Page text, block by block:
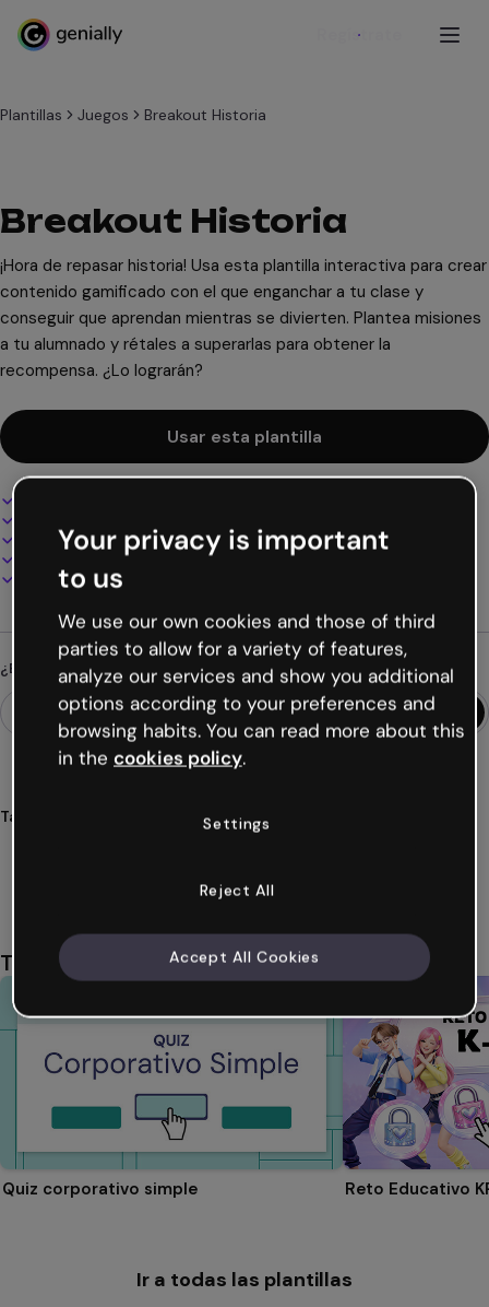
Regístrate
Plantillas Juegos Breakout Historia
Breakout Historia
¡Hora de repasar historia! Usa esta plantilla interactiva para crear
contenido gamificado con el que enganchar a tu clase y
conseguir que aprendan mientras se divierten. Plantea misiones
a tu alumnado y rétales a superarlas para obtener la
recompensa. ¿Lo lograrán?
Usar esta plantilla
Añade audio, vídeo y multimedia
Presenta, comparte o publica online
Descarga en PDF, MP4 y otros formatos
¿Buscas algo diferente?
Tags
También te puede gustar
Quiz corporativo simple Reto Educativo
Ir a todas las plantillas
Your privacy is important
to us
We use our own cookies and those of third
parties to allow for a variety of features,
analyze our services and show you additional
options according to your preferences and
browsing habits. You can read more about this
in the cookies policy.
Settings
Reject All
Accept All Cookies